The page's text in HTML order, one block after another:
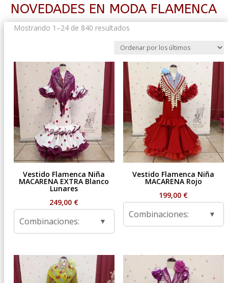
NOVEDADES EN MODA FLAMENCA
Mostrando 1–24 de 840 resultadosOrdenado
los
últimos
Vestido Flamenca Niña
MACARENA EXTRA Blanco
Lunares
249,00 €
Combinaciones:
Vestido Flamenca Niña
MACARENA Rojo
199,00 €
Combinaciones: